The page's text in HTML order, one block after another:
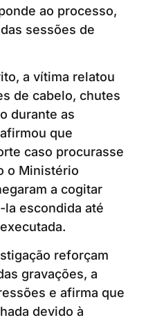
ao processo,
sessões de
a vítima relatou
de cabelo, chutes
durante as
que
caso procurasse
o Ministério
a cogitar
la escondida até
reforçam
gravações, a
e afirma que
devido à